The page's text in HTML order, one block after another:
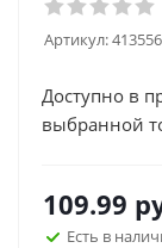
Артикул:413556
Доступно в
выбранной
109.99
Есть в